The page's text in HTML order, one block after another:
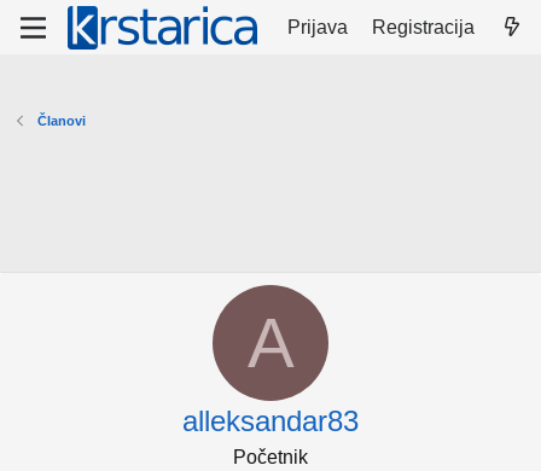
Prijava Registracija
Članovi
A
alleksandar83
Početnik